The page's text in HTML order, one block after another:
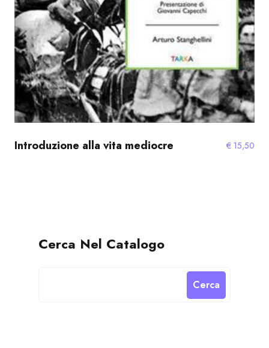
Introduzione alla vita mediocre € 15,50
Cerca Nel Catalogo
Cerca